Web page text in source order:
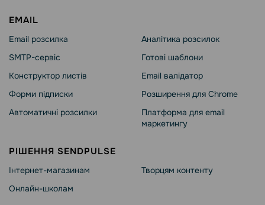
EMAIL
Email розсилка
SMTP-сервіс
Конструктор листів
Форми підписки
Автоматичні розсилки
Аналітика розсилок
Готові шаблони
Email валідатор
Розширення для Chrome
Платформа для email
маркетингу
РІШЕННЯ SENDPULSE
Інтернет-магазинам
Онлайн-школам
Творцям контенту